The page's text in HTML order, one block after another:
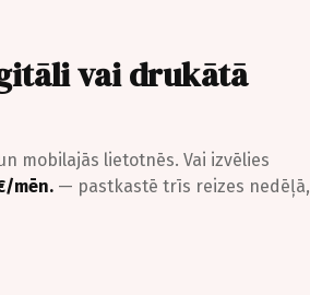
vai drukātā
mobilajās lietotnēs. Vai izvēlies
mēn. — pastkastē trīs reizes nedēļā,